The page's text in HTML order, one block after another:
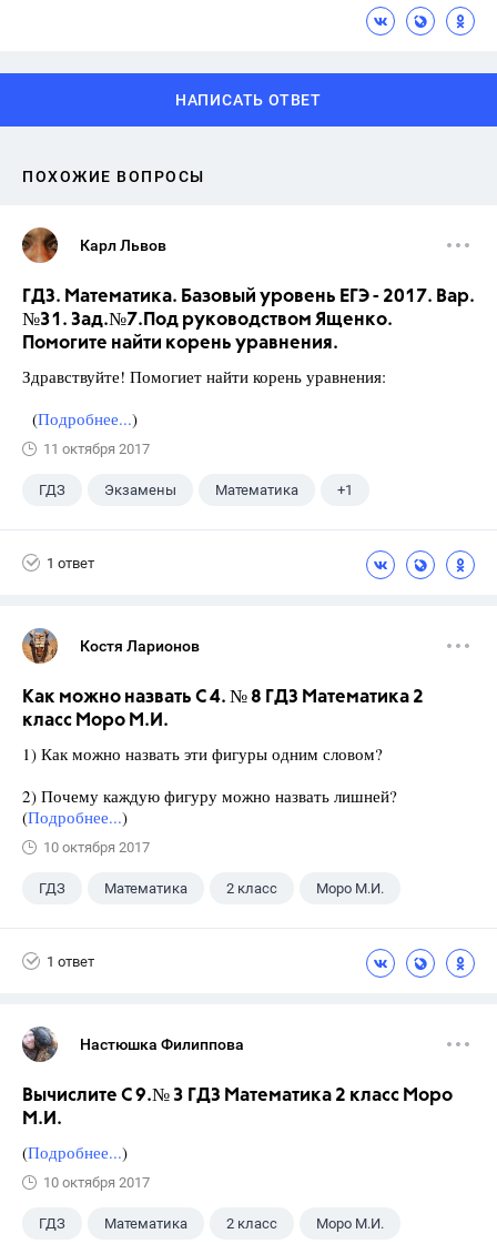
НАПИСАТЬ ОТВЕТ
ПОХОЖИЕ ВОПРОСЫ
Карл Львов
ГДЗ. Математика. Базовый уровень ЕГЭ - 2017. Вар.
№31. Зад.№7.Под руководством Ященко.
Помогите найти корень уравнения.
Здравствуйте! Помогиет найти корень уравнения:
(Подробнее...)
11 октября 2017
ГДЗ Экзамены Математика +1
1 ответ
Костя Ларионов
Как можно назвать С 4. № 8 ГДЗ Математика 2
класс Моро М.И.
1) Как можно назвать эти фигуры одним словом?
2) Почему каждую фигуру можно назвать лишней?
(Подробнее...)
10 октября 2017
ГДЗ Математика 2 класс Моро М.И.
1 ответ
Настюшка Филиппова
Вычислите С 9.№ 3 ГДЗ Математика 2 класс Моро
М.И.
(Подробнее...)
10 октября 2017
ГДЗ Математика 2 класс Моро М.И.